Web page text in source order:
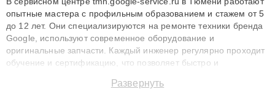
опытные мастера с профильным образованием и стажем от 5
до 12 лет. Они специализируются на ремонте техники бренда
Google, используют современное оборудование и
оригинальные запчасти. Каждый инженер регулярно проходит
обучение и сертификацию, что позволяет быстро и
сохранением гарантии до 3 лет. Наши мастера решают
Развернуть